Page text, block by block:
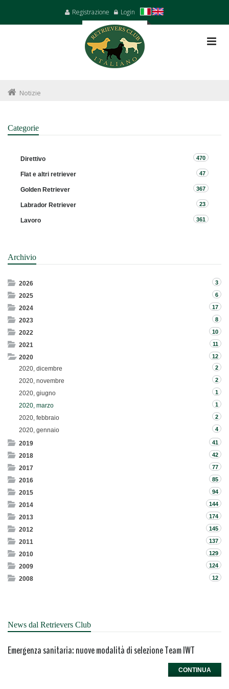
Registrazione Login
Notizie
Categorie
Direttivo 470
Flat e altri retriever 47
Golden Retriever 367
Labrador Retriever 23
Lavoro 361
Archivio
2026 3
2025 6
2024 17
2023 8
2022 10
2021 11
2020 12
2020, dicembre 2
2020, novembre 2
2020, giugno 1
2020, marzo 1
2020, febbraio 2
2020, gennaio 4
2019 41
2018 42
2017 77
2016 85
2015 94
2014 144
2013 174
2012 145
2011 137
2010 129
2009 124
2008 12
News dal Retrievers Club
Emergenza sanitaria: nuove modalità di selezione Team IWT
CONTINUA